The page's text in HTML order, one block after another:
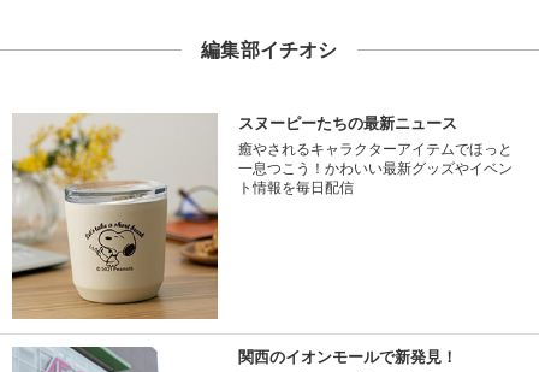
編集部イチオシ
スヌーピーたちの最新ニュース
癒やされるキャラクターアイテムでほっと
一息つこう！かわいい最新グッズやイベン
ト情報を毎日配信
関西のイオンモールで新発見！